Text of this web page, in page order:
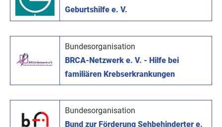
Geburtshilfe e. V.
Bundesorganisation
BRCA-Netzwerk e. V. - Hilfe bei
familiären Krebserkrankungen
Bundesorganisation
Bund zur Förderung Sehbehinderter e.